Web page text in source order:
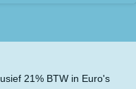
21% BTW in Euro's